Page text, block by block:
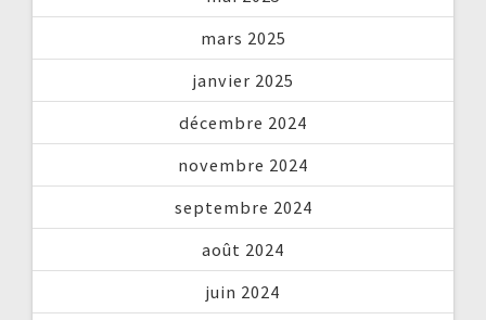
mars 2025
janvier 2025
décembre 2024
novembre 2024
septembre 2024
août 2024
juin 2024